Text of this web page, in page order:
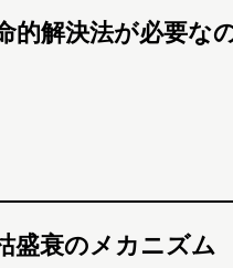
的解決法が必要な
盛衰のメカニズム